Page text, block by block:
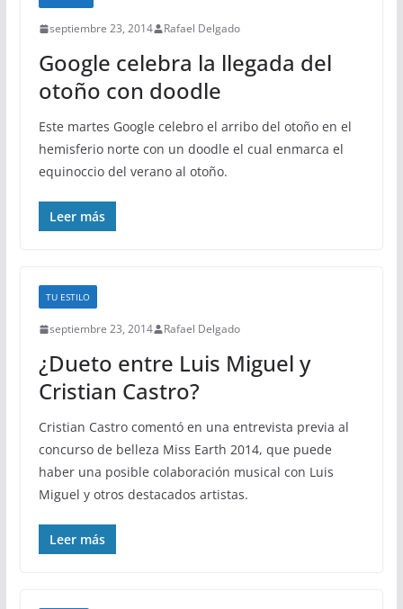
septiembre 23, 2014 Rafael Delgado
Google celebra la llegada del
otoño con doodle
Este martes Google celebro el arribo del otoño en el
hemisferio norte con un doodle el cual enmarca el
equinoccio del verano al otoño.
Leer más
TU ESTILO
septiembre 23, 2014 Rafael Delgado
¿Dueto entre Luis Miguel y
Cristian Castro?
Cristian Castro comentó en una entrevista previa al
concurso de belleza Miss Earth 2014, que puede
haber una posible colaboración musical con Luis
Miguel y otros destacados artistas.
Leer más